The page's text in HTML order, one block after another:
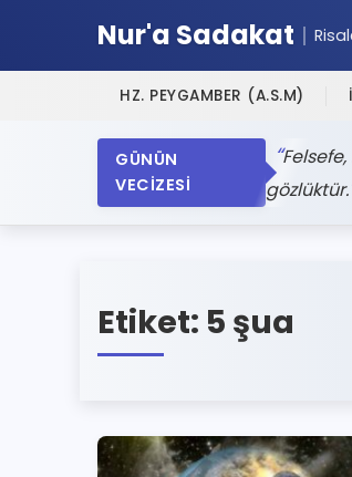
Nur'a Sadakat
HZ. PEYGAMBER (A.S.M)
GÜNÜN
VECİZESİ
gözlüktür.
Etiket: 5 şua